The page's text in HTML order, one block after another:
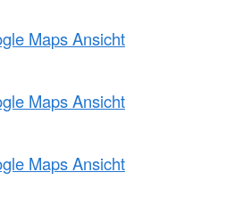
Maps Ansicht
Maps Ansicht
Maps Ansicht